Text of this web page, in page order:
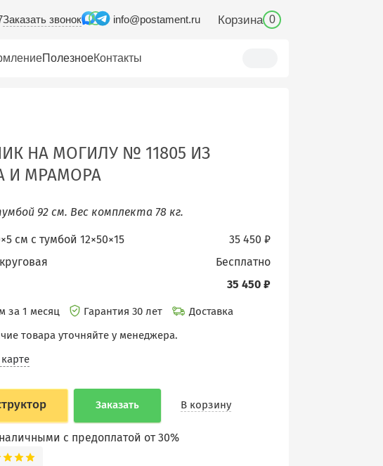
Заказать звонок info@postament.ru Корзина 0
ПолезноеКонтакты
НА МОГИЛУ № 11805 ИЗ
И МРАМОРА
92 см. Вес комплекта 78 кг.
35 450 ₽
см c тумбой 12×50×15
бесплатно
35 450 ₽
за 1 месяц Гарантия 30 лет
Доставка
товара уточняйте у менеджера.
Заказать В корзину
с предоплатой от 30%